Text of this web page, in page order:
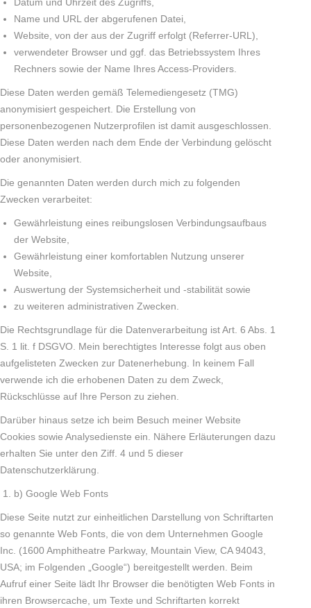
Name und URL der abgerufenen Datei,
Website, von der aus der Zugriff erfolgt (Referrer-URL),
verwendeter Browser und ggf. das Betriebssystem Ihres
Rechners sowie der Name Ihres Access-Providers.
Diese Daten werden gemäß Telemediengesetz (TMG)
anonymisiert gespeichert. Die Erstellung von
personenbezogenen Nutzerprofilen ist damit ausgeschlossen.
Diese Daten werden nach dem Ende der Verbindung gelöscht
oder anonymisiert.
Die genannten Daten werden durch mich zu folgenden
Zwecken verarbeitet:
Gewährleistung eines reibungslosen Verbindungsaufbaus
der Website,
Gewährleistung einer komfortablen Nutzung unserer
Website,
Auswertung der Systemsicherheit und -stabilität sowie
zu weiteren administrativen Zwecken.
Die Rechtsgrundlage für die Datenverarbeitung ist Art. 6 Abs. 1
S. 1 lit. f DSGVO. Mein berechtigtes Interesse folgt aus oben
aufgelisteten Zwecken zur Datenerhebung. In keinem Fall
verwende ich die erhobenen Daten zu dem Zweck,
Rückschlüsse auf Ihre Person zu ziehen.
Darüber hinaus setze ich beim Besuch meiner Website
Cookies sowie Analysedienste ein. Nähere Erläuterungen dazu
erhalten Sie unter den Ziff. 4 und 5 dieser
Datenschutzerklärung.
b) Google Web Fonts
Diese Seite nutzt zur einheitlichen Darstellung von Schriftarten
so genannte Web Fonts, die von dem Unternehmen Google
Inc. (1600 Amphitheatre Parkway, Mountain View, CA 94043,
USA; im Folgenden „Google“) bereitgestellt werden. Beim
Aufruf einer Seite lädt Ihr Browser die benötigten Web Fonts in
ihren Browsercache, um Texte und Schriftarten korrekt